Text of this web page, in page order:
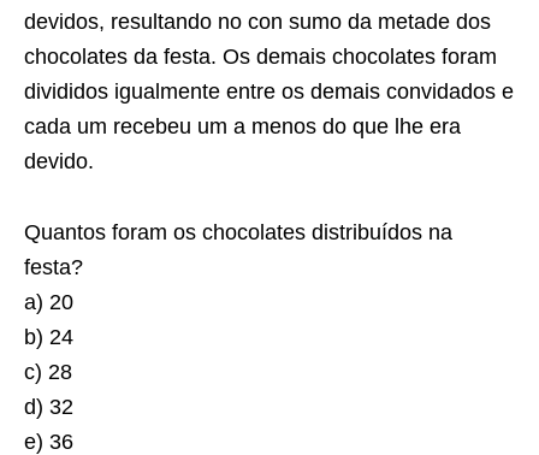
devidos, resultando no con sumo da metade dos
chocolates da festa. Os demais chocolates foram
divididos igualmente entre os demais convidados e
cada um recebeu um a menos do que lhe era
devido.
Quantos foram os chocolates distribuídos na
festa?
a) 20
b) 24
c) 28
d) 32
e) 36